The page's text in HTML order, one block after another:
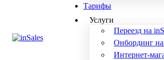
Тарифы
Услуги
Переезд на
Онбординг
Интернет-